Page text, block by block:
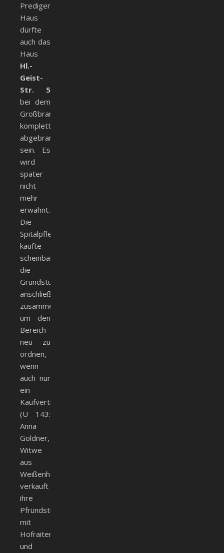
Prediger-
Haus
dürfte
auch das
Haus
Hl.-
Geist-
Str. 5
bei dem
Großbrand
komplett
abgebrannt
sein. Es
wird
später
nicht
mehr
erwähnt.
Die
Spitalpfleg
kaufte
scheinbar
die
Grundstücke
anschließend
zusammen,
um den
Bereich
neu zu
ordnen,
wenn
auch nur
ein
Kaufvertrag
(U 143:
Anna
Goldner,
Witwe
aus
Weißenhorn,
verkauft
ihre
Pfründstube
mit
Hofraiten
und